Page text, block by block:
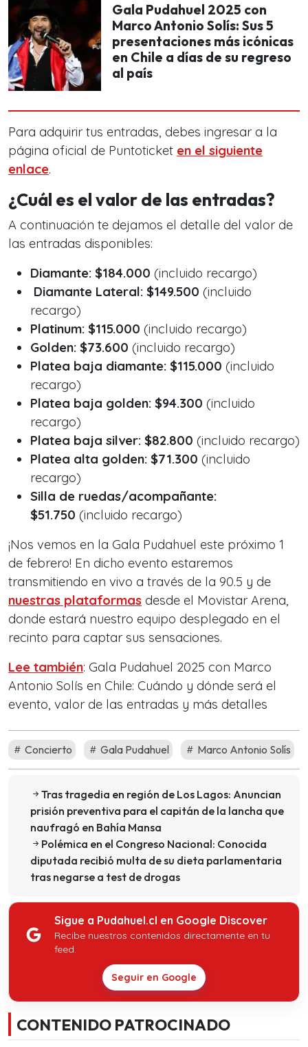
Gala Pudahuel 2025 con
Marco Antonio Solís: Sus 5
presentaciones más icónicas
en Chile a días de su regreso
al país
Para adquirir tus entradas, debes ingresar a la
página oficial de Puntoticket en el siguiente
enlace.
¿Cuál es el valor de las entradas?
A continuación te dejamos el detalle del valor de
las entradas disponibles:
Diamante: $184.000 (incluido recargo)
Diamante Lateral: $149.500 (incluido
recargo)
Platinum: $115.000 (incluido recargo)
Golden: $73.600 (incluido recargo)
Platea baja diamante: $115.000 (incluido
recargo)
Platea baja golden: $94.300 (incluido
recargo)
Platea baja silver: $82.800 (incluido recargo)
Platea alta golden: $71.300 (incluido
recargo)
Silla de ruedas/acompañante:
$51.750 (incluido recargo)
¡Nos vemos en la Gala Pudahuel este próximo 1
de febrero! En dicho evento estaremos
transmitiendo en vivo a través de la 90.5 y de
nuestras plataformas desde el Movistar Arena,
donde estará nuestro equipo desplegado en el
recinto para captar sus sensaciones.
Lee también: Gala Pudahuel 2025 con Marco
Antonio Solís en Chile: Cuándo y dónde será el
evento, valor de las entradas y más detalles
Concierto Gala Pudahuel Marco Antonio Solís
Tras tragedia en región de Los Lagos: Anuncian
prisión preventiva para el capitán de la lancha que
naufragó en Bahía Mansa
Polémica en el Congreso Nacional: Conocida
diputada recibió multa de su dieta parlamentaria
tras negarse a test de drogas
Sigue a Pudahuel.cl en Google Discover
Recibe nuestros contenidos directamente en tu
feed.
Seguir en Google
CONTENIDO PATROCINADO